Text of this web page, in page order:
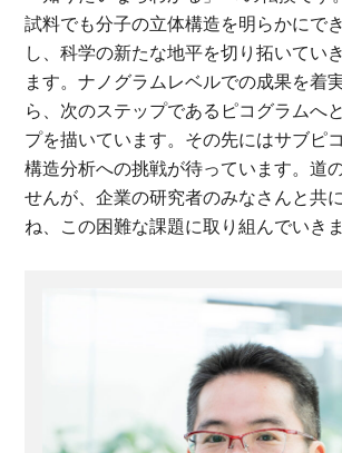
試料でも分子の立体構造を明らかにで
し、科学の新たな地平を切り拓いてい
ます。ナノグラムレベルでの成果を着
ら、次のステップであるピコグラムへ
プを描いています。その先にはサブピ
構造分析への挑戦が待っています。道
せんが、企業の研究者のみなさんと共
ね、この困難な課題に取り組んでいき